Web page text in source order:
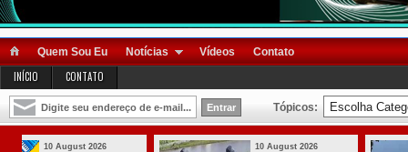
Quem Sou Eu Notícias Vídeos Contato
INÍCIO CONTATO
Tópicos:
10 August 2026 10 August 2026